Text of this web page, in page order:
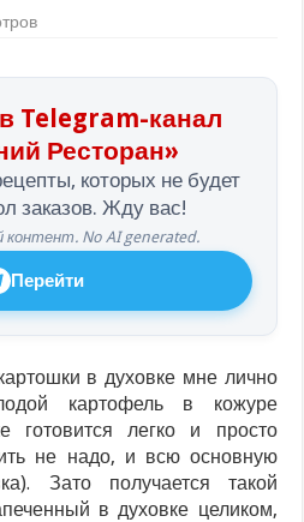
Telegram-канал
Ресторан»
которых не будет
заказов. Жду вас!
контент. No AI generated.
Перейти
в духовке мне лично
картофель в кожуре
готовится легко и просто
не надо, и всю основную
Зато получается такой
в духовке целиком,